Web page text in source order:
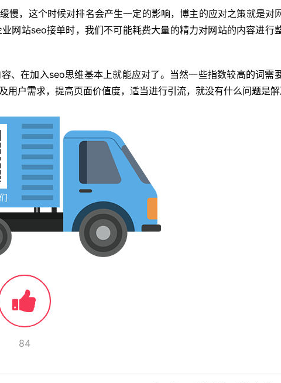
慢，这个时候对排名会产生一定的影响，博主的应对之策就是对
网站seo接单时，我们不可能耗费大量的精力对网站的内容进行
、在加入seo思维基本上就能应对了。当然一些指数较高的词需
户需求，提高页面价值度，适当进行引流，就没有什么问题是解
84